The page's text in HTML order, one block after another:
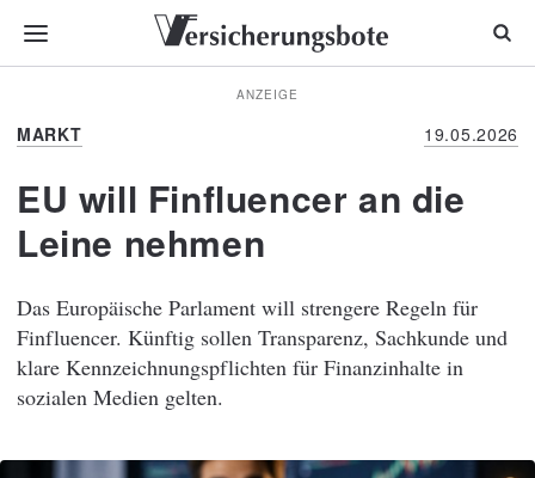
ANZEIGE
MARKT 19.05.2026
EU will Finfluencer an die
Leine nehmen
Das Europäische Parlament will strengere Regeln für
Finfluencer. Künftig sollen Transparenz, Sachkunde und
klare Kennzeichnungspflichten für Finanzinhalte in
sozialen Medien gelten.